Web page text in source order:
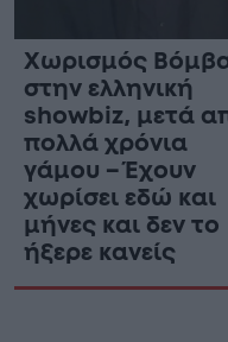
Χωρισμός
στην ελληνική
showbiz, μετά
πολλά χρόνια
γάμου – Έχουν
χωρίσει εδώ και
μήνες και δεν το
ήξερε κανείς